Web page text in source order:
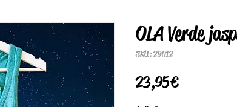
OLA Verde
SKU: 29012
23,95 €Precio